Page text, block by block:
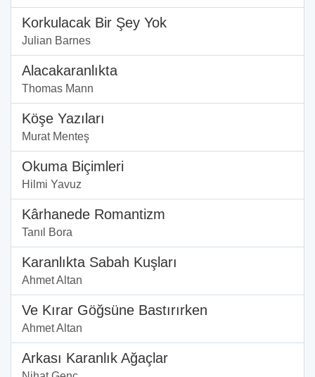
Korkulacak Bir Şey Yok
Julian Barnes
Alacakaranlıkta
Thomas Mann
Köşe Yazıları
Murat Menteş
Okuma Biçimleri
Hilmi Yavuz
Kârhanede Romantizm
Tanıl Bora
Karanlıkta Sabah Kuşları
Ahmet Altan
Ve Kırar Göğsüne Bastırırken
Ahmet Altan
Arkası Karanlık Ağaçlar